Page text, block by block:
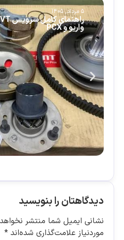
5 مرداد, 1405
واریو و PCX
دیدگاهتان را بنویسید
نشانی ایمیل شما منتشر
موردنیاز علامت‌گذاری شده‌اند *